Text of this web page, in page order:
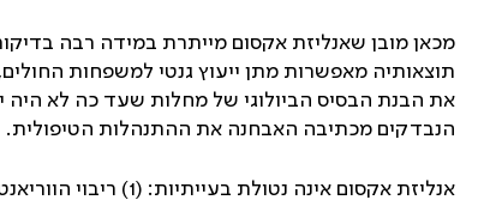
מכאן מובן שאנליזת אקסום מייתרת במידה רבה
תוצאותיה מאפשרות מתן ייעוץ גנטי למשפחות
את הבנת הבסיס הביולוגי של מחלות שעד כה לא היה
הנבדקים מכתיבה האבחנה את ההתנהלות הטיפולית.
אנליזת אקסום אינה